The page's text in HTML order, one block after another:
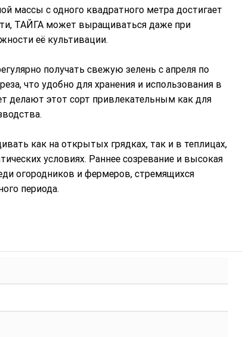
массы с одного квадратного метра достигает
ТАЙГА может выращиваться даже при
её культивации.
получать свежую зелень с апреля по
что удобно для хранения и использования в
делают этот сорт привлекательным как для
как на открытых грядках, так и в теплицах,
условиях. Раннее созревание и высокая
огородников и фермеров, стремящихся
периода.